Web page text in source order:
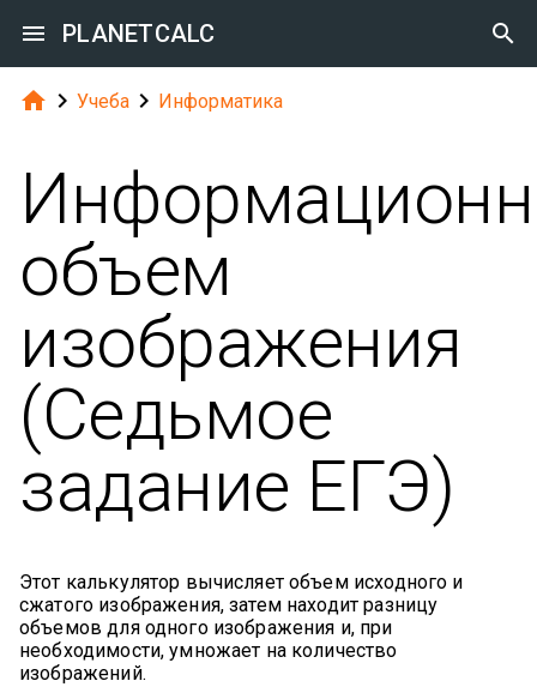
 PLANETCALC 
  Учеба  Информатика
объем
изображения
(Cедьмое
задание ЕГЭ)
Этот калькулятор вычисляет объем исходного и
сжатого изображения, затем находит разницу
объемов для одного изображения и, при
необходимости, умножает на количество
изображений.